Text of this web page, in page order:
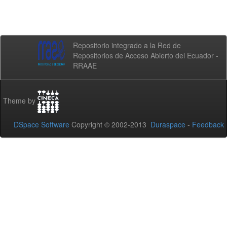
Repositorio integrado a la Red de
Repositorios de Acceso Abierto del Ecuador -
RRAAE
Theme by
DSpace Software Copyright © 2002-2013 Duraspace - Feedback